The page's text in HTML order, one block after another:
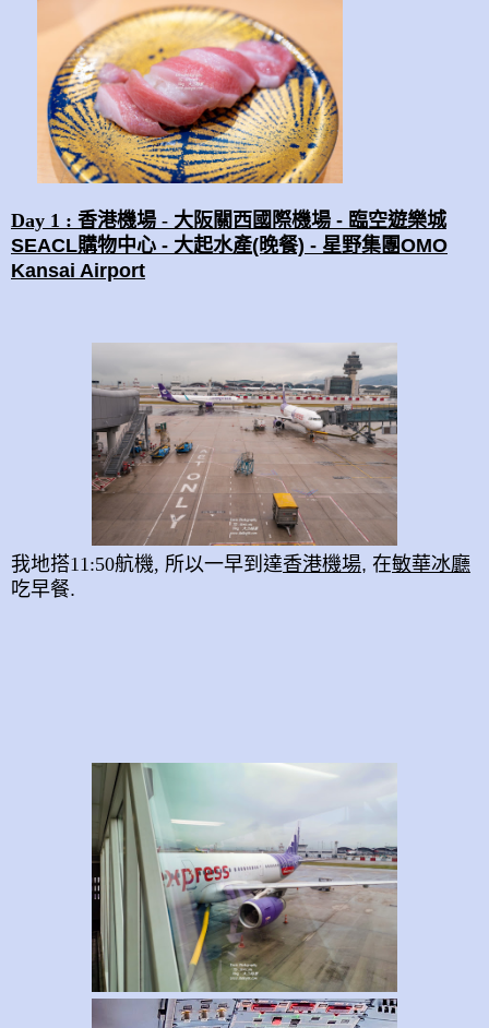
Day 1 : 香港機場 - 大阪關西國際機場 - 臨空遊樂城
SEACL購物中心 - 大起水產(晚餐) - 星野集團OMO
Kansai Airport
我地搭11:50航機, 所以一早到達香港機場, 在敏華冰廳
吃早餐.